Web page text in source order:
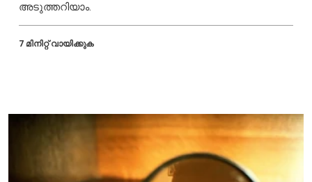
അടുത്തറിയാം.
7 മിനിറ്റ് വായിക്കുക